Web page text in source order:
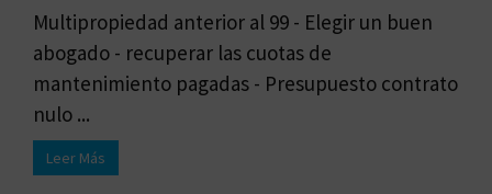
Multipropiedad anterior al 99 - Elegir un buen
abogado - recuperar las cuotas de
mantenimiento pagadas - Presupuesto contrato
nulo ...
Leer Más